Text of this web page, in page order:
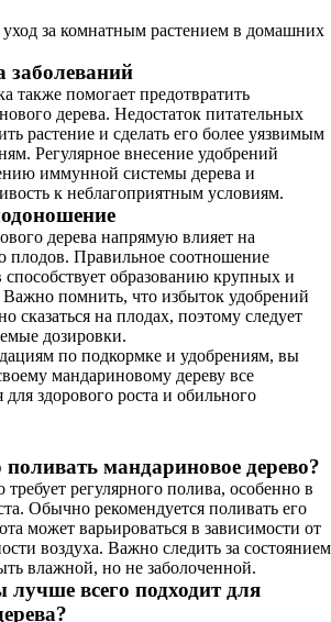
за комнатным растением в домашних
также помогает предотвратить
дерева. Недостаток питательных
растение и сделать его более уязвимым
Регулярное внесение удобрений
иммунной системы дерева и
к неблагоприятным условиям.
дерева напрямую влияет на
плодов. Правильное соотношение
образованию крупных и
помнить, что избыток удобрений
сказаться на плодах, поэтому следует
дозировки.
по подкормке и удобрениям, вы
мандариновому дереву все
здорового роста и обильного
мандариновое дерево?
регулярного полива, особенно в
Обычно рекомендуется поливать его
может варьироваться в зависимости от
воздуха. Важно следить за состоянием
влажной, но не заболоченной.
всего подходит для